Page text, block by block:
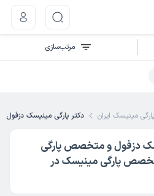
مینیسک ایران دکتر پارگی مینیسک دزفول
دزفول و متخصص پارگی
پارگی مینیسک در
مرتب‌سازی